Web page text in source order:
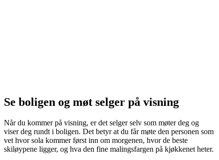
Se boligen og møt selger på visning
Når du kommer på visning, er det selger selv som møter deg og
viser deg rundt i boligen. Det betyr at du får møte den personen som
vet hvor sola kommer først inn om morgenen, hvor de beste
skiløypene ligger, og hva den fine malingsfargen på kjøkkenet heter.